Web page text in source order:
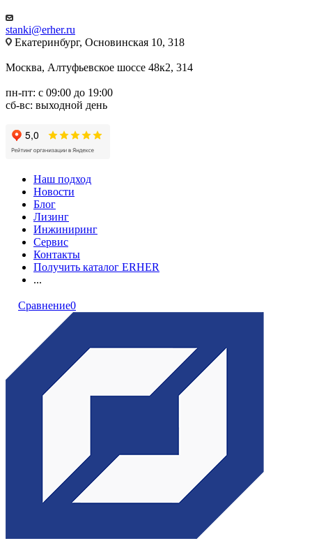
stanki@erher.ru
Екатеринбург, Основинская 10, 318
Москва, Алтуфьевское шоссе 48к2, 314
пн-пт: с 09:00 до 19:00
сб-вс: выходной день
Наш подход
Новости
Блог
Лизинг
Инжиниринг
Сервис
Контакты
Получить каталог ERHER
...
Сравнение0